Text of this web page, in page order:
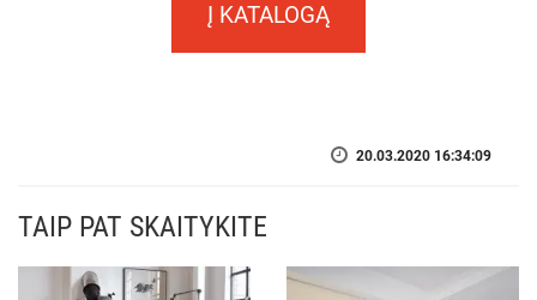
Į KATALOGĄ
20.03.2020 16:34:09
TAIP PAT SKAITYKITE